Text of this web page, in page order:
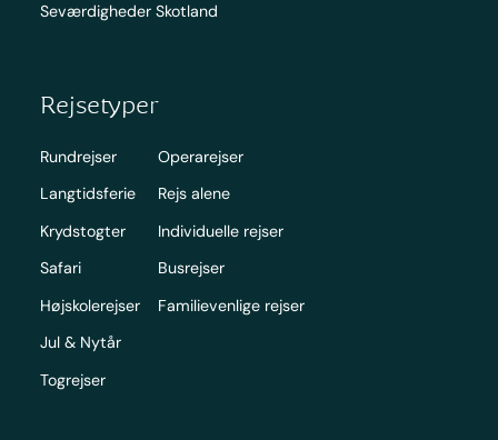
Seværdigheder Skotland
Rejsetyper
Rundrejser
Langtidsferie
Krydstogter
Safari
Højskolerejser
Jul & Nytår
Togrejser
Operarejser
Rejs alene
Individuelle rejser
Busrejser
Familievenlige rejser